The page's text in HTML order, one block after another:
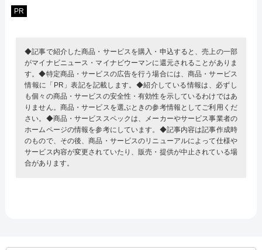
PR
◆記事で紹介した商品・サービスを購入・申込すると、売上の一部
がマイナビニュース・マイナビウーマンに還元されることがありま
す。◆特定商品・サービスの広告を行う場合には、商品・サービス
情報に「PR」表記を記載します。◆紹介している情報は、必ずし
も個々の商品・サービスの安全性・有効性を示しているわけではあ
りません。商品・サービスを選ぶときの参考情報としてご利用くだ
さい。◆商品・サービススペックは、メーカーやサービス事業者の
ホームページの情報を参考にしています。◆記事内容は記事作成時
のもので、その後、商品・サービスのリニューアルによって仕様や
サービス内容が変更されていたり、販売・提供が中止されている場
合があります。